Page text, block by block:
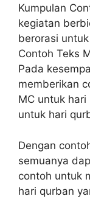
Kumpulan
kegiatan
berorasi
Contoh Teks
Pada
memberikan
MC untuk
untuk hari
Dengan
semuanya
contoh untuk
hari qurban